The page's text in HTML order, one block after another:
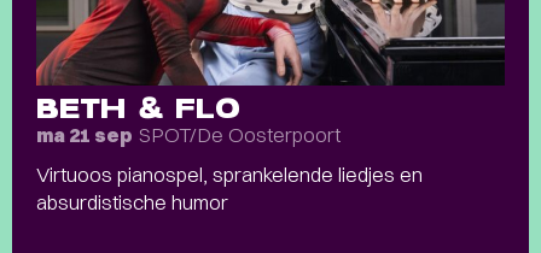
BETH & FLO
ma 21 sep SPOT/De Oosterpoort
Virtuoos pianospel, sprankelende liedjes en
absurdistische humor